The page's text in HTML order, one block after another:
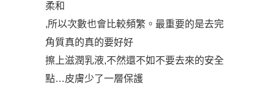
柔和
,所以次數也會比較頻繁。最重要的是去完
角質真的真的要好好
擦上滋潤乳液,不然還不如不要去來的安全
點…皮膚少了一層保護